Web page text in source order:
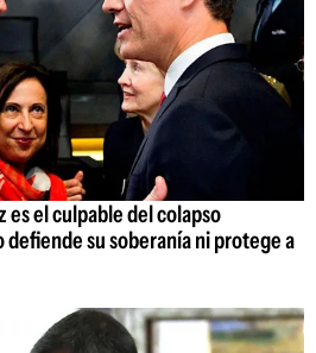
es el culpable del colapso
su soberanía ni protege a